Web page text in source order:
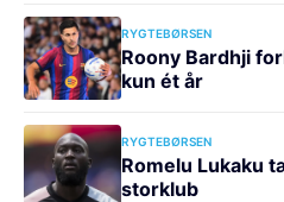
RYGTEBØRSEN
Roony Bardhji
kun ét år
RYGTEBØRSEN
Romelu Lukaku
storklub